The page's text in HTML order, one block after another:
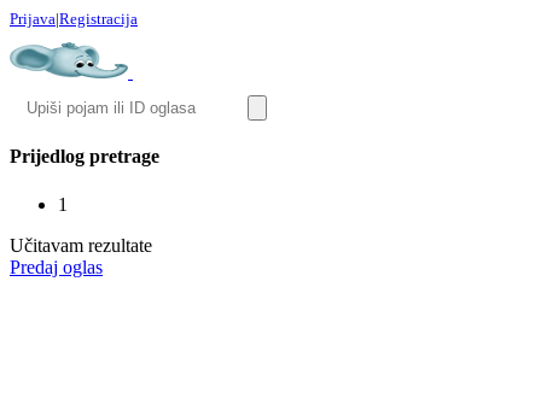
Prijava|Registracija
Prijedlog pretrage
1
Učitavam rezultate
Predaj oglas